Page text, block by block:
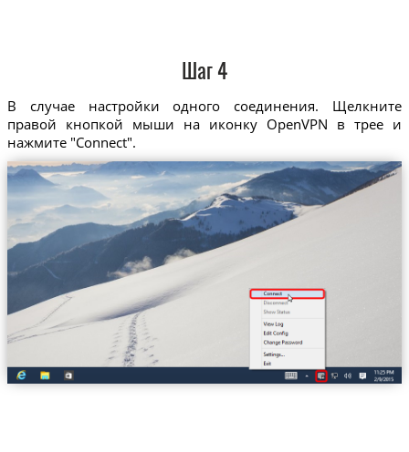
Шаг 4
В случае настройки одного соединения. Щелкните
правой кнопкой мыши на иконку OpenVPN в трее и
нажмите "Connect".